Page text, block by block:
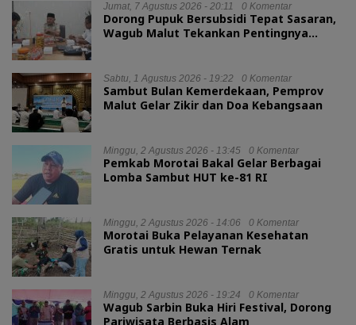
Jumat, 7 Agustus 2026 - 20:11 0 Komentar
Dorong Pupuk Bersubsidi Tepat Sasaran,
Wagub Malut Tekankan Pentingnya
Sabtu, 1 Agustus 2026 - 19:22 0 Komentar
Sambut Bulan Kemerdekaan, Pemprov
Malut Gelar Zikir dan Doa Kebangsaan
Minggu, 2 Agustus 2026 - 13:45 0 Komentar
Pemkab Morotai Bakal Gelar Berbagai
Lomba Sambut HUT ke-81 RI
Minggu, 2 Agustus 2026 - 14:06 0 Komentar
Morotai Buka Pelayanan Kesehatan
Gratis untuk Hewan Ternak
Minggu, 2 Agustus 2026 - 19:24 0 Komentar
Wagub Sarbin Buka Hiri Festival, Dorong
Pariwisata Berbasis Alam